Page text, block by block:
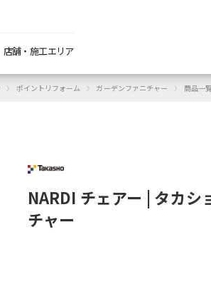
店舗・施工エリア
› ポイントリフォーム › ガーデンファニチャー › 商品一
NARDI チェアー | タカシ
チャー